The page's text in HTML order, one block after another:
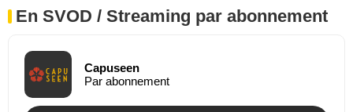
En SVOD / Streaming par abonnement
Capuseen
Par abonnement